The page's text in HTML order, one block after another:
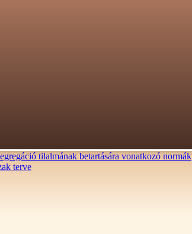
tilalmának betartására vonatkozó normák
terve